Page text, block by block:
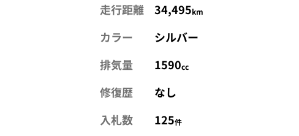
走行距離
34,495km
カラー
シルバー
排気量
1590cc
修復歴
なし
入札数
125件